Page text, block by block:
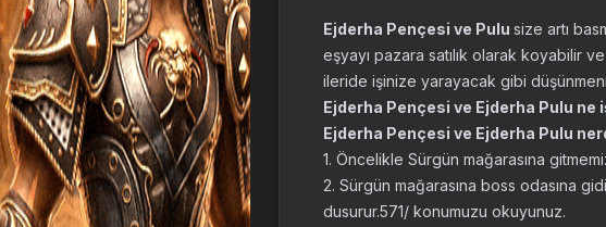
Ejderha Pençesi ve Pulu size artı
eşyayı pazara satılık olarak koyabilir
ileride işinize yarayacak gibi
Ejderha Pençesi ve Ejderha Pulu ne
Ejderha Pençesi ve Ejderha Pulu
1. Öncelikle Sürgün mağarasına
2. Sürgün mağarasına boss odasına
dusurur.571/ konumuzu okuyunuz.